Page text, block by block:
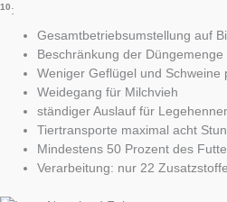
10:
Gesamtbetriebsumstellung auf
Beschränkung der Düngemenge
Weniger Geflügel und Schweine
Weidegang für Milchvieh
ständiger Auslauf für
Tiertransporte maximal acht
Mindestens 50 Prozent des
Verarbeitung: nur 22